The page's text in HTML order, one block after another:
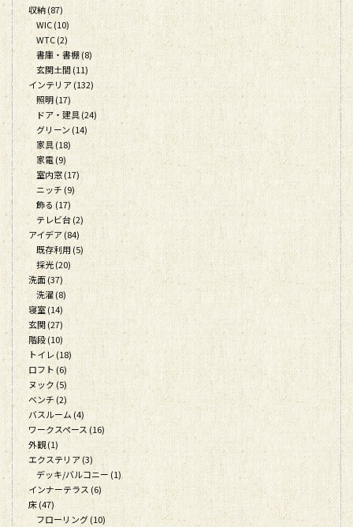
収納 (87)
WIC (10)
WTC (2)
書庫・書棚 (8)
玄関土間 (11)
インテリア (132)
照明 (17)
ドア・建具 (24)
グリーン (14)
家具 (18)
家電 (9)
室内窓 (17)
ニッチ (9)
飾る (17)
テレビ台 (2)
アイデア (84)
既存利用 (5)
採光 (20)
洗面 (37)
洗濯 (8)
寝室 (14)
玄関 (27)
階段 (10)
トイレ (18)
ロフト (6)
ヌック (5)
ベンチ (2)
バスルーム (4)
ワークスペース (16)
外観 (1)
エクステリア (3)
デッキ/バルコニー (1)
インナーテラス (6)
床 (47)
フローリング (10)